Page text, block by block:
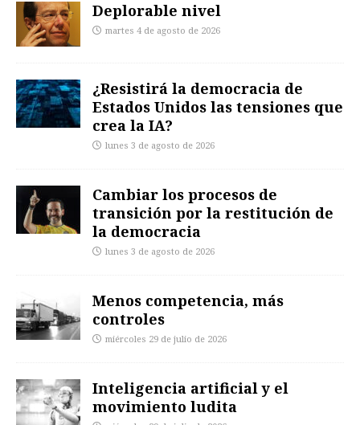
Deplorable nivel
martes 4 de agosto de 2026
¿Resistirá la democracia de
Estados Unidos las tensiones que
crea la IA?
lunes 3 de agosto de 2026
Cambiar los procesos de
transición por la restitución de
la democracia
lunes 3 de agosto de 2026
Menos competencia, más
controles
miércoles 29 de julio de 2026
Inteligencia artificial y el
movimiento ludita